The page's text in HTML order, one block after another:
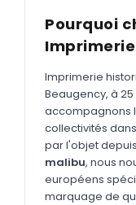
Tee-shirts
Sweatshirts
GOODIES
Catalogue
Bureau &
Pourquoi
Imprimerie
Beaugency, à
accompagnons
collectivités
par l'objet
malibu, nous
européens
marquage de